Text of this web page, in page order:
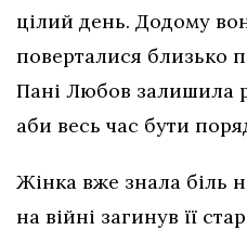
цілий день. Додому
поверталися близько
Пані Любов залишила
аби весь час бути
Жінка вже знала біль
на війні загинув її